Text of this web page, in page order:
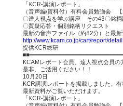
「KCR-講演レポート」
（音声編/資料付）有料会員勉強会 【
〇達人視点を学ぶ講座 その43〇銘
〇質疑応答・個別銘柄リクエスト
最新の音声ファイル（約82分）と最新
http://www.kcam.co.jp/cart/report/
提供KCR総研
KCAMレポート会員、達人視点会員の
是非、ご活用ください！！
10月20日
KCR講演レポートを掲載しました。
最新資料がご覧いただけます。
「KCR-講演レポート」